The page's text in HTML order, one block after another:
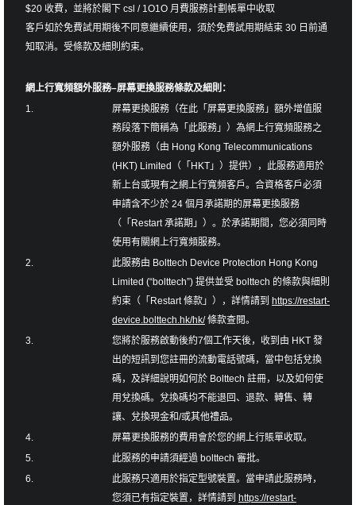
$20 收費，並將於閣下 csl / 1O1O 月費服務計劃帳單中收取
客戶如於免費試用期後不同意繼續使用，須於免費試用期結束 30 日前通
知取消。受條款及細則約束。
網上行寬頻額外服務–屏幕更換服務條款及細則：
1.
屏幕更換服務（在此「屏幕更換服務」額外增值服
務段落下簡稱為「此服務」）為網上行寬頻服務之
額外服務（由 Hong Kong Telecommunications
(HKT) Limited（「HKT」）提供），此服務適用於
新上台或現有之網上行寬頻客戶。合資格客戶必須
申請含不少於 24 個月承諾期的屏幕更換服務
（「Restart 承諾期」）。於承諾期間，您必須同時
使用有關網上行寬頻服務。
2.
此服務由 Bolttech Device Protection Hong Kong
Limited (“bolttech”) 提供並受 bolttech 的條款與細則
約束（「Restart 條款」），詳情請到 https://restart-
device.bolttech.hk/hk/條款查閱。
3.
您將於服務啟動後約7個工作天後，收到由 HKT 發
出的短訊到您註冊的流動電話號碼，當中包括兌換
碼，及詳細說明如何於 Bolttech 註冊，以及如何使
用兌換碼。兌換碼均不能退回、退款、轉售、轉
讓、兌換現金和/或其他禮品。
4.
屏幕更換服務的費用會於您的網上行賬單收取。
5.
此服務的申請須經過 bolttech 審批。
6.
此服務只適用於指定型號裝置。當申請此服務時，
您須已有指定裝置，詳情請到 https://restart-